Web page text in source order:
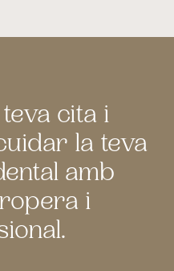
cita i
la teva
amb
i